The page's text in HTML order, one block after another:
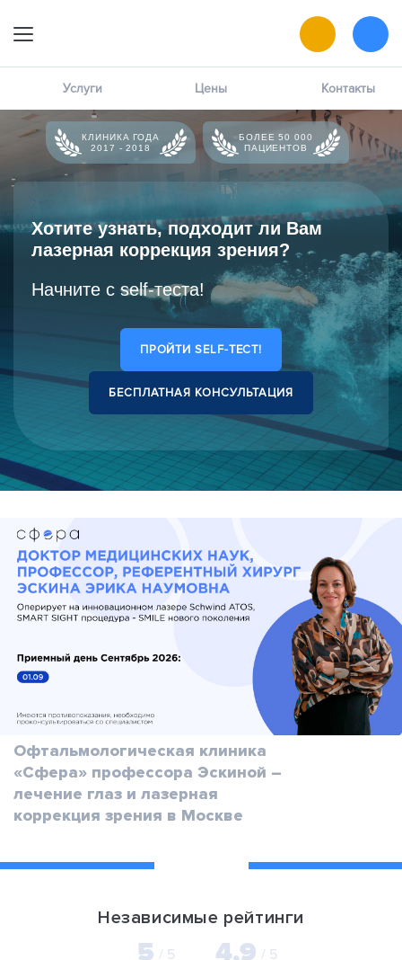
Позвоните мне
MAX
написать в чат
ВК
написать в чат
Услуги Цены Контакты
КЛИНИКА ГОДА
2017 - 2018
БОЛЕЕ 50 000
ПАЦИЕНТОВ
Хотите узнать, подходит ли Вам
лазерная коррекция зрения?
Начните с self-теста!
ПРОЙТИ SELF-ТЕСТ!
БЕСПЛАТНАЯ КОНСУЛЬТАЦИЯ
Офтальмологическая клиника
«Сфера» профессора Эскиной –
лечение глаз и лазерная
коррекция зрения в Москве
Независимые рейтинги
5 / 5 4,9 / 5